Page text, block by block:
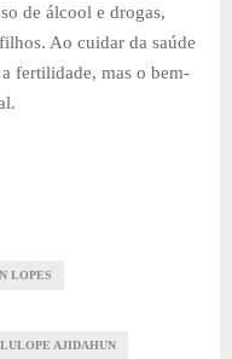
de álcool e drogas,
Ao cuidar da saúde
fertilidade, mas o bem-
LOPES
AJIDAHUN